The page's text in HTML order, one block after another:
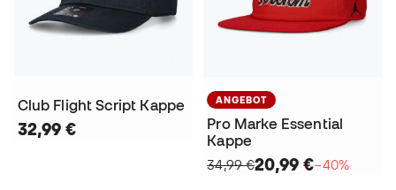
Club Flight Script Kappe
32,99 €
ANGEBOT
Pro Marke Essential
Kappe
34,99 €20,99 €−40%